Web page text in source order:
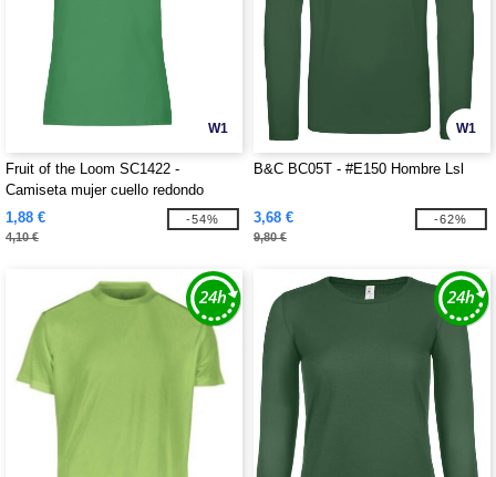
W1
Fruit of the Loom SC1422 -
Camiseta mujer cuello redondo
1,88 €
4,10 €
-54%
W1
B&C BC05T - #E150 Hombre Lsl
3,68 €
9,80 €
-62%